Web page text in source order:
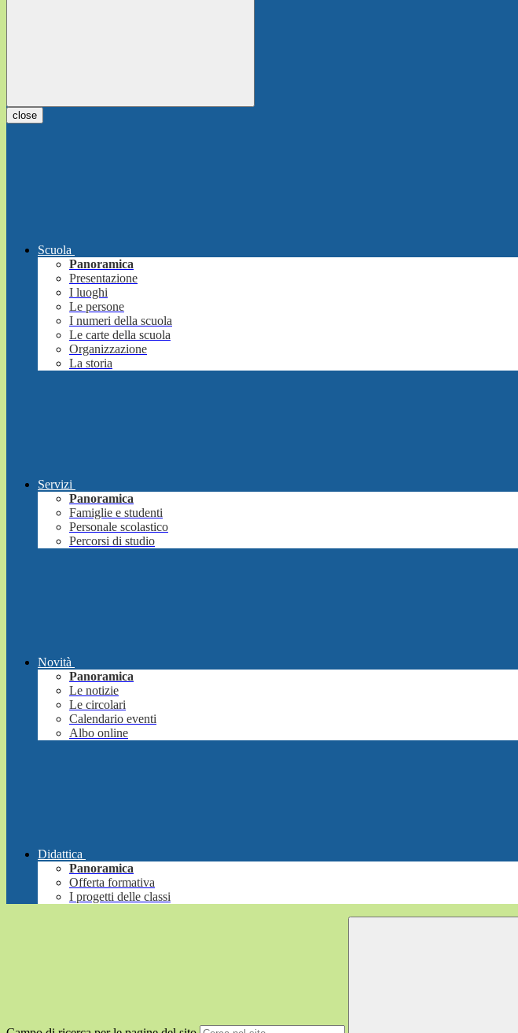
close
Scuola
Panoramica
Presentazione
I luoghi
Le persone
I numeri della scuola
Le carte della scuola
Organizzazione
La storia
Servizi
Panoramica
Famiglie e studenti
Personale scolastico
Percorsi di studio
Novità
Panoramica
Le notizie
Le circolari
Calendario eventi
Albo online
Didattica
Panoramica
Offerta formativa
I progetti delle classi